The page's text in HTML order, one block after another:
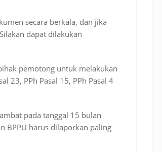
secara berkala, dan jika
dapat dilakukan
pemotong untuk melakukan
23, PPh Pasal 15, PPh Pasal 4
pada tanggal 15 bulan
BPPU harus dilaporkan paling